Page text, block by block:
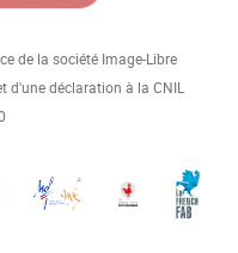
de la société Image-Libre
d'une déclaration à la CNIL